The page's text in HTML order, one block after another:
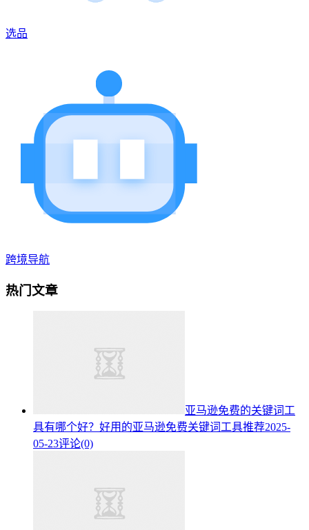
选品
跨境导航
热门文章
亚马逊免费的关键词工
具有哪个好？好用的亚马逊免费关键词工具推荐2025-
05-23评论(0)